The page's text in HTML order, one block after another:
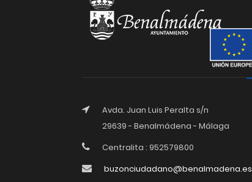
Avda. Juan Luis Peralta s/n
29639 - Benalmádena - Málaga
Centralita : 952579800
buzonciudadano@benalmadena.es